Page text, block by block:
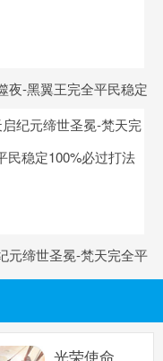
夜-黑翼王完全平民稳定
100%必过打法
元缔世圣冕-梵天完全平
光荣使命